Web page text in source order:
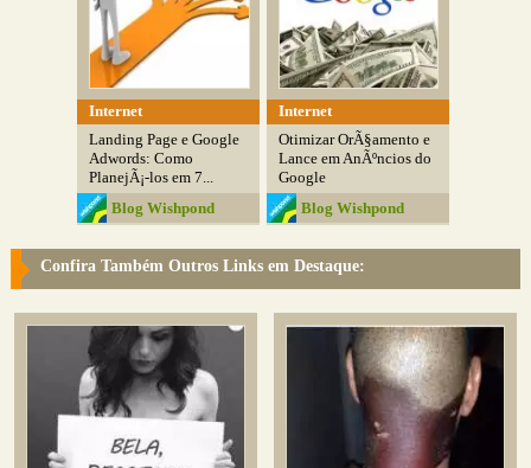
Internet
Landing Page e Google
Adwords: Como
PlanejÃ¡-los em 7...
Blog Wishpond
Internet
Otimizar OrÃ§amento e
Lance em AnÃºncios do
Google
Blog Wishpond
Confira Também Outros Links em Destaque: